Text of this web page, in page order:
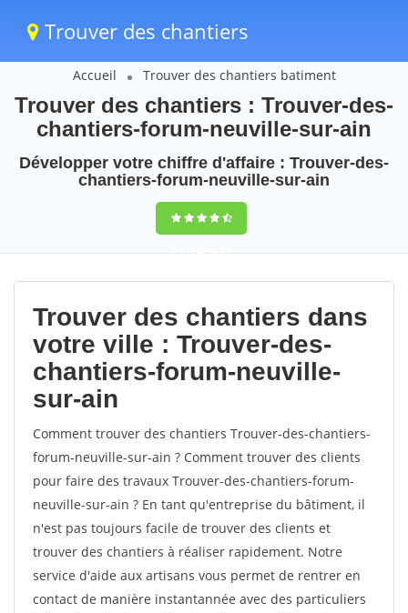
Trouver des chantiers
Accueil Trouver des chantiers batiment
Trouver des chantiers : Trouver-des-
chantiers-forum-neuville-sur-ain
Développer votre chiffre d'affaire : Trouver-des-
chantiers-forum-neuville-sur-ain
9,5(100%)83
votes
Trouver des chantiers dans
votre ville : Trouver-des-
chantiers-forum-neuville-
sur-ain
Comment trouver des chantiers Trouver-des-chantiers-
forum-neuville-sur-ain ? Comment trouver des clients
pour faire des travaux Trouver-des-chantiers-forum-
neuville-sur-ain ? En tant qu'entreprise du bâtiment, il
n'est pas toujours facile de trouver des clients et
trouver des chantiers à réaliser rapidement. Notre
service d'aide aux artisans vous permet de rentrer en
contact de manière instantannée avec des particuliers